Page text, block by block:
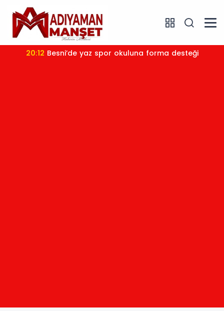
20:12 Besni’de yaz spor okuluna forma desteği